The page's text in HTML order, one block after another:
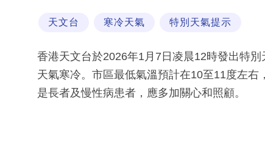
天文台 寒冷天氣 特別天氣提示
香港天文台於2026年1月7日凌晨12時發出特
天氣寒冷。市區最低氣溫預計在10至11度左
是長者及慢性病患者，應多加關心和照顧。